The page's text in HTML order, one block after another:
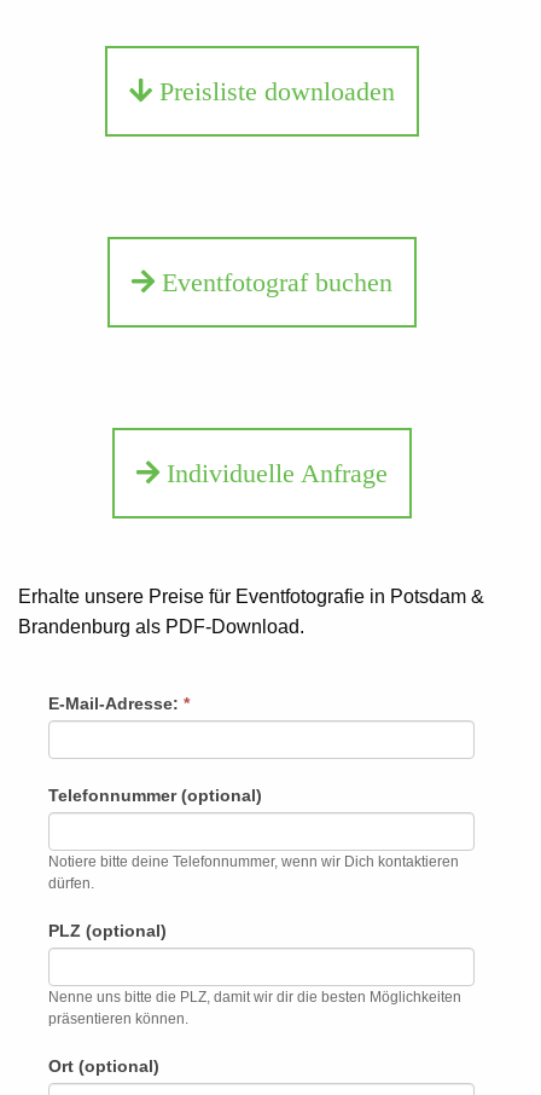
Preisliste downloaden
Eventfotograf buchen
Individuelle Anfrage
Erhalte unsere Preise für Eventfotografie in Potsdam &
Brandenburg als PDF-Download.
Preisliste
E-Mail-Adresse: *
Telefonnummer (optional)
Notiere bitte deine Telefonnummer, wenn wir Dich kontaktieren
dürfen.
PLZ (optional)
Nenne uns bitte die PLZ, damit wir dir die besten Möglichkeiten
präsentieren können.
Ort (optional)
Falls
bist,
dieses
leer.